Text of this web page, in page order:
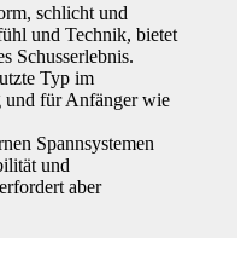
schlicht und
und Technik, bietet
Schusserlebnis.
Typ im
und für Anfänger wie
Spannsystemen
und
aber